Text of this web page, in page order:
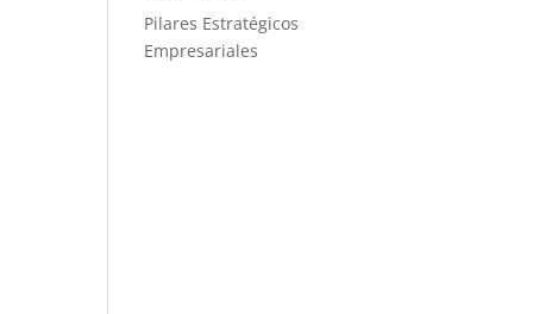
Pilares Estratégicos
Empresariales